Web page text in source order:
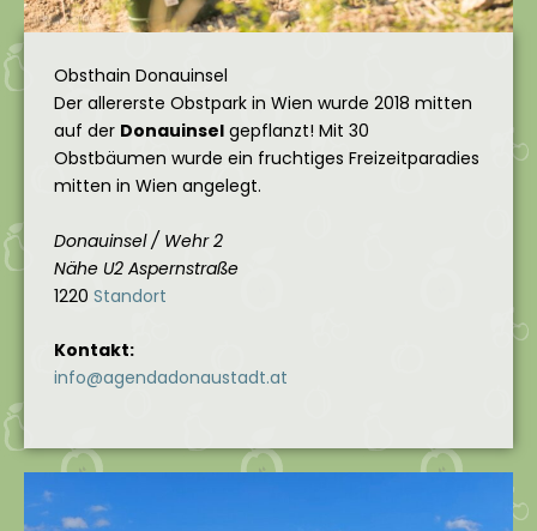
Obsthain Donauinsel
Der allererste Obstpark in Wien wurde 2018 mitten
auf der Donauinsel gepflanzt! Mit 30
Obstbäumen wurde ein fruchtiges Freizeitparadies
mitten in Wien angelegt.
Donauinsel / Wehr 2
Nähe U2 Aspernstraße
1220 Standort
Kontakt:
info@agendadonaustadt.at